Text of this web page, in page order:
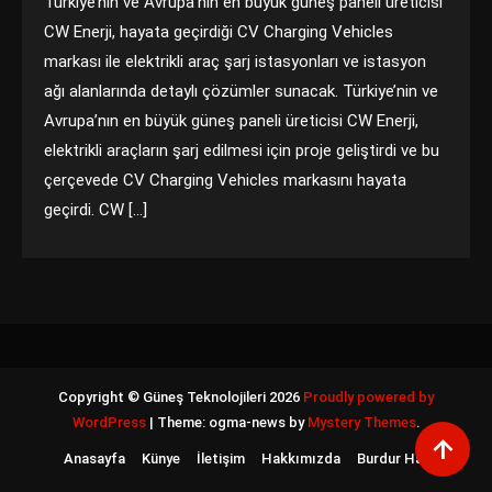
CW Enerji, hayata geçirdiği CV Charging Vehicles
markası ile elektrikli araç şarj istasyonları ve istasyon
ağı alanlarında detaylı çözümler sunacak. Türkiye’nin ve
Avrupa’nın en büyük güneş paneli üreticisi CW Enerji,
elektrikli araçların şarj edilmesi için proje geliştirdi ve bu
çerçevede CV Charging Vehicles markasını hayata
geçirdi. CW […]
Copyright © Güneş Teknolojileri 2026 Proudly powered by
WordPress | Theme: ogma-news by Mystery Themes.
Anasayfa Künye İletişim Hakkımızda Burdur Haber